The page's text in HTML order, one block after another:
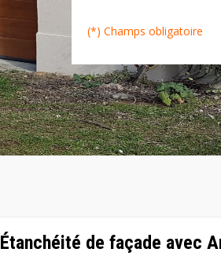
(*) Champs obligatoire
Étanchéité de façade avec